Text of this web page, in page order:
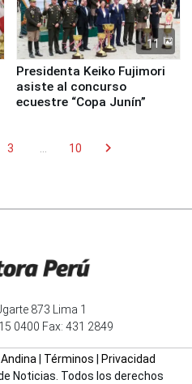
11
Presidenta Keiko Fujimori
asiste al concurso
ecuestre “Copa Junín”
3 10 chevron_right
873 Lima 1
0400 Fax: 431 2849
| Términos
Privacidad
Noticias. Todos los derechos